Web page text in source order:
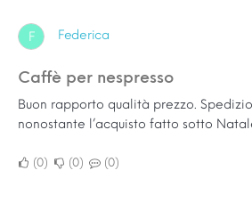
F Federica
Caffè per nespresso
Buon rapporto qualità prezzo.
nonostante l’acquisto fatto sotto
0 0 0